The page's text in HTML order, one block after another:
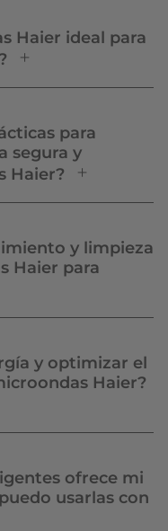
Haier ideal para
para
segura y
Haier?
y limpieza
Haier para
y optimizar el
Haier?
ofrece mi
usarlas con